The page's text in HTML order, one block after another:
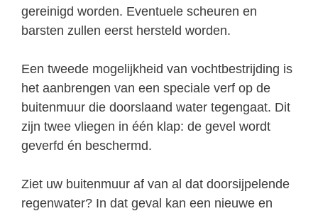
gereinigd worden. Eventuele scheuren en
barsten zullen eerst hersteld worden.
Een tweede mogelijkheid van vochtbestrijding is
het aanbrengen van een speciale verf op de
buitenmuur die doorslaand water tegengaat. Dit
zijn twee vliegen in één klap: de gevel wordt
geverfd én beschermd.
Ziet uw buitenmuur af van al dat doorsijpelende
regenwater? In dat geval kan een nieuwe en